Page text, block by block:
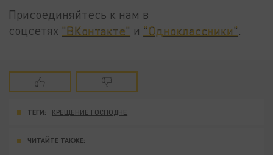
Присоединяйтесь к нам в
соцсетях "ВКонтакте" и "Одноклассники"
ТЕГИ: КРЕЩЕНИЕ ГОСПОДНЕ
ЧИТАЙТЕ ТАКЖЕ: